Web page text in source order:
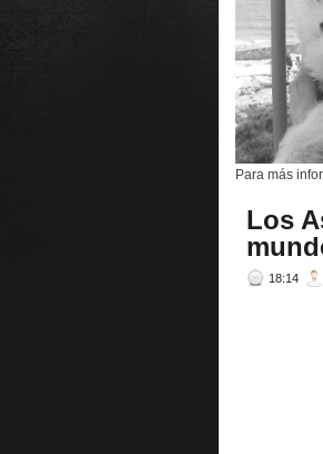
Para más
Los
18:14